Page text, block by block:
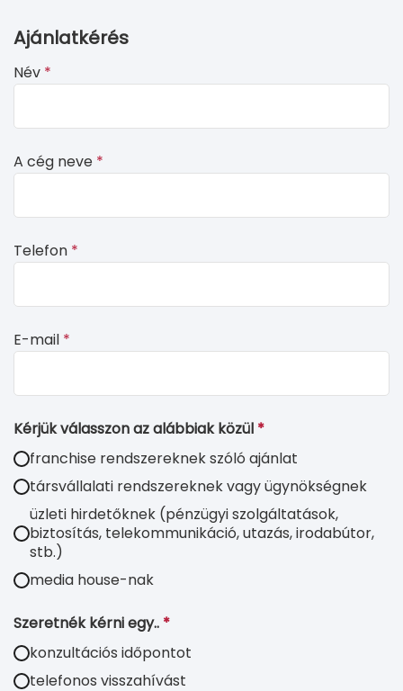
Ajánlatkérés
Név *
A cég neve *
Telefon *
E-mail *
Kérjük válasszon az alábbiak közül *
franchise rendszereknek szóló ajánlat
társvállalati rendszereknek vagy ügynökségnek
üzleti hirdetőknek (pénzügyi szolgáltatások,
biztosítás, telekommunikáció, utazás, irodabútor,
stb.)
media house-nak
Szeretnék kérni egy.. *
konzultációs időpontot
telefonos visszahívást
If
see
leave
form
blank